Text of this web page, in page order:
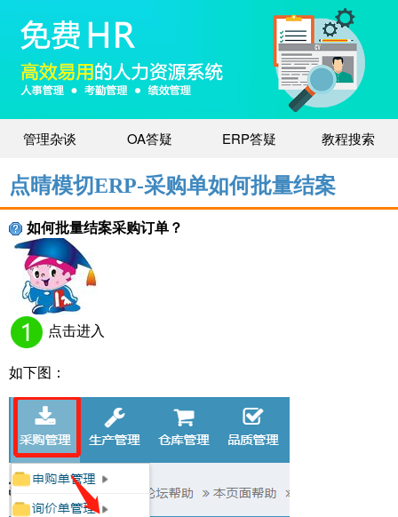
管理杂谈 OA答疑 ERP答疑 教程搜索
点晴模切ERP-采购单如何批量结案
如何批量结案采购订单？
点击进入
如下图：